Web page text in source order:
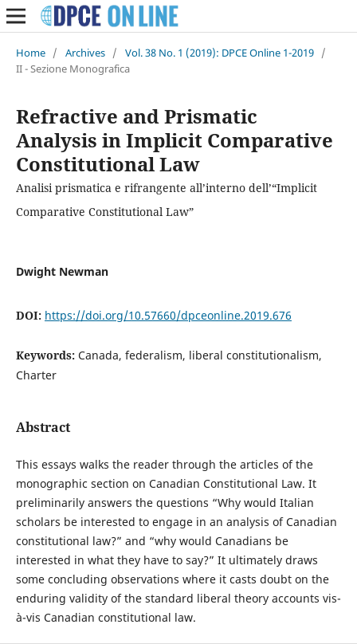
Home / Archives / Vol. 38 No. 1 (2019): DPCE Online 1-2019 /
II - Sezione Monografica
Refractive and Prismatic
Analysis in Implicit Comparative
Constitutional Law
Analisi prismatica e rifrangente all’interno dell’“Implicit
Comparative Constitutional Law”
Dwight Newman
DOI: https://doi.org/10.57660/dpceonline.2019.676
Keywords: Canada, federalism, liberal constitutionalism,
Charter
Abstract
This essays walks the reader through the articles of the
monographic section on Canadian Constitutional Law. It
preliminarily answers the questions “Why would Italian
scholars be interested to engage in an analysis of Canadian
constitutional law?” and “why would Canadians be
interested in what they have to say?” It ultimately draws
some concluding observations where it casts doubt on the
enduring validity of the standard liberal theory accounts vis-
à-vis Canadian constitutional law.